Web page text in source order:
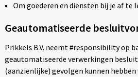
Schoenentassen
Schoudertassen
Om goederen en diensten bij je af te
Geautomatiseerde
Prikkels B.V. neemt #responsibility op
geautomatiseerde verwerkingen
(aanzienlijke) gevolgen kunnen